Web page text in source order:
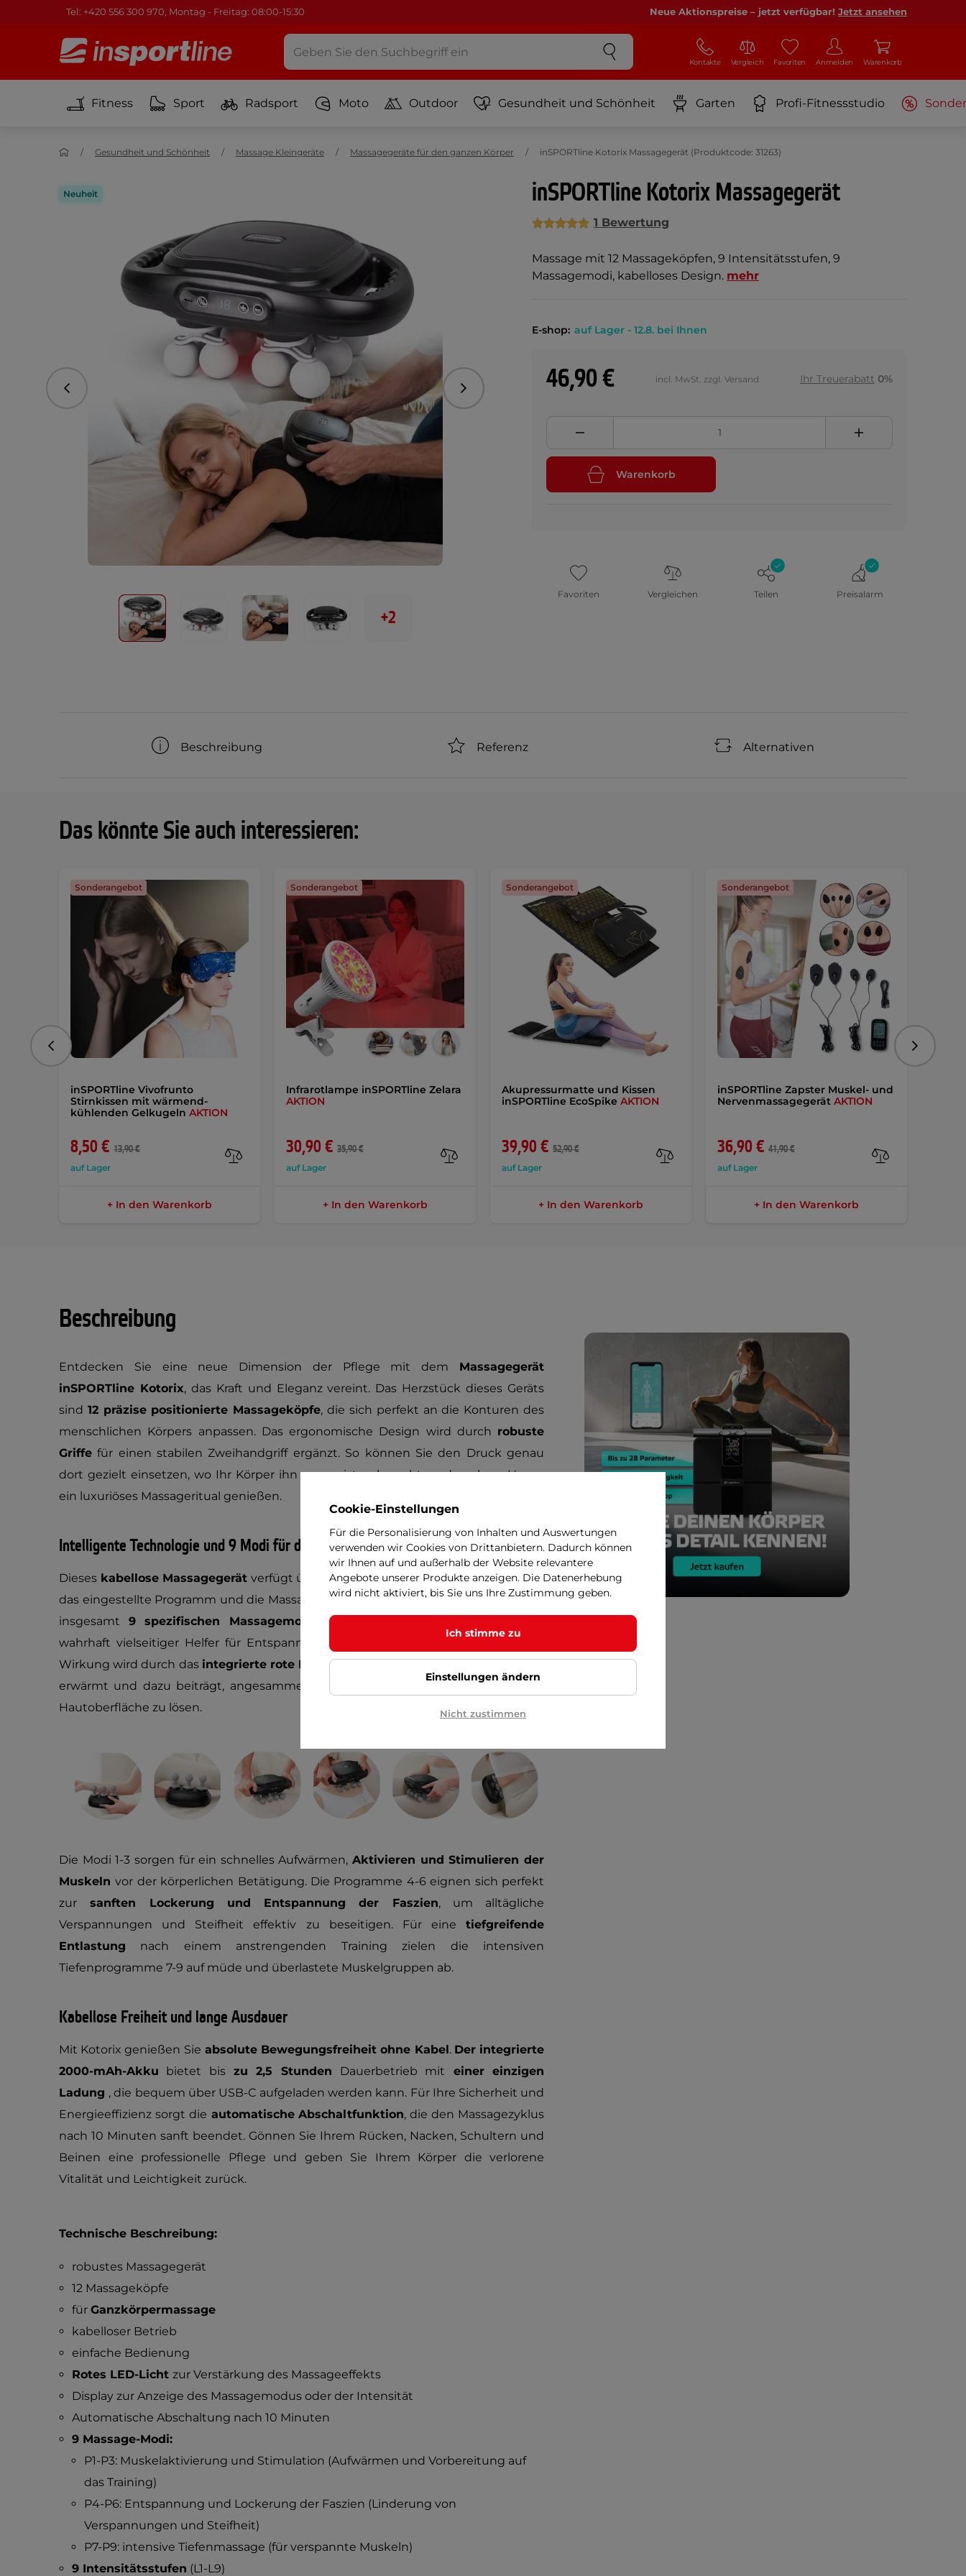
Tel: +420 556 300 970, Montag - Freitag: 08:00-15:30 Neue Aktionspreise – jetzt verfügbar! Jetzt ansehen
Kontakte Vergleich Favoriten Anmelden Warenkorb
Fitness Sport Radsport Moto Outdoor Gesundheit und Schönheit Garten Profi-Fitnessstudio
Gesundheit und Schönheit Massage Kleingeräte Massagegeräte für den ganzen Körper inSPORTline Kotorix Massagegerät (Produktcode: 31263)
inSPORTline Kotorix Massagegerät
1 Bewertung
Massage mit 12 Massageköpfen, 9 Intensitätsstufen, 9
Massagemodi, kabelloses Design. mehr
Neuheit
vorhergehend Folgend
+2
E-shop: auf Lager - 12.8. bei Ihnen
46,90 € incl. MwSt. zzgl. Versand Ihr Treuerabatt 0%
Warenkorb
Favoriten Vergleichen Teilen Preisalarm
Beschreibung Referenz Alternativen
Das könnte Sie auch interessieren:
inSPORTline Vivofrunto
Stirnkissen mit wärmend-
kühlenden Gelkugeln AKTION
8,50 € 13,90 €
auf Lager
Sonderangebot
+ In den Warenkorb
Infrarotlampe inSPORTline Zelara
AKTION
30,90 € 35,90 €
auf Lager
Sonderangebot
+ In den Warenkorb
Akupressurmatte und Kissen
inSPORTline EcoSpike AKTION
39,90 € 52,90 €
auf Lager
Sonderangebot
+ In den Warenkorb
inSPORTline Zapster Muskel- und
Nervenmassagegerät AKTION
36,90 € 41,90 €
auf Lager
Sonderangebot
+ In den Warenkorb
vorhergehend Folgend
Beschreibung
Entdecken Sie eine neue Dimension der Pflege mit dem Massagegerät
inSPORTline Kotorix, das Kraft und Eleganz vereint. Das Herzstück dieses Geräts
sind 12 präzise positionierte Massageköpfe, die sich perfekt an die Konturen des
menschlichen Körpers anpassen. Das ergonomische Design wird durch robuste
Griffe für einen stabilen Zweihandgriff ergänzt. So können Sie den Druck genau
dort gezielt einsetzen, wo Ihr Körper ihn am meisten braucht, und auch zu Hause
ein luxuriöses Massageritual genießen.
Intelligente Technologie und 9 Modi für die Ganzkörpermassage
Dieses kabellose Massagegerät verfügt über einübersichtliches Display, auf dem
das eingestellte Programm und die Massageintensität sofort angezeigt werden. Mit
insgesamt 9 spezifischen Massagemodi und
wahrhaft vielseitiger Helfer für Entspannung und Pflege nach dem Sport. Seine
Wirkung wird durch das integrierte rote LED-Lichtnoch verstärkt, das das Gewebe
erwärmt und dazu beiträgt, angesammelte Muskelverspannungen tief unter der
Hautoberfläche zu lösen.
Die Modi 1-3 sorgen für ein schnelles Aufwärmen,Aktivieren und Stimulieren der
Muskelnvor der körperlichen Betätigung. Die Programme 4-6 eignen sich perfekt
zur sanften Lockerung und Entspannung der Faszien, um alltägliche
Verspannungen und Steifheit effektiv zu beseitigen. Für eine tiefgreifende
Entlastung nach einem anstrengenden Training zielen die intensiven
Tiefenprogramme 7-9 auf müde und überlastete Muskelgruppen ab.
Kabellose Freiheit und lange Ausdauer
Mit Kotorix genießen Sie absolute Bewegungsfreiheit ohne Kabel. Der integrierte
2000-mAh-Akku bietet biszu 2,5 Stunden Dauerbetrieb mit einer einzigen
Ladung , die bequem über USB-C aufgeladen werden kann. Für Ihre Sicherheit und
Energieeffizienz sorgt die automatische Abschaltfunktion, die den Massagezyklus
nach 10 Minuten sanft beendet. Gönnen Sie Ihrem Rücken, Nacken, Schultern und
Beinen eine professionelle Pflege und geben Sie Ihrem Körper die verlorene
Vitalität und Leichtigkeit zurück.
Technische Beschreibung:
robustes Massagegerät
12 Massageköpfe
für Ganzkörpermassage
kabelloser Betrieb
einfache Bedienung
Rotes LED-Licht zur Verstärkung des Massageeffekts
Display zur Anzeige des Massagemodus oder der Intensität
Automatische Abschaltung nach 10 Minuten
9 Massage-Modi:
P1-P3: Muskelaktivierung und Stimulation (Aufwärmen und Vorbereitung auf
das Training)
P4-P6: Entspannung und Lockerung der Faszien (Linderung von
Verspannungen und Steifheit)
P7-P9: intensive Tiefenmassage (für verspannte Muskeln)
9 Intensitätsstufen (L1-L9)
Cookie-Einstellungen
Für die Personalisierung von Inhalten und Auswertungen
verwenden wir Cookies von Drittanbietern. Dadurch können
wir Ihnen auf und außerhalb der Website relevantere
Angebote unserer Produkte anzeigen. Die Datenerhebung
wird nicht aktiviert, bis Sie uns Ihre Zustimmung geben.
Ich stimme zu
Einstellungen ändern
Nicht zustimmen